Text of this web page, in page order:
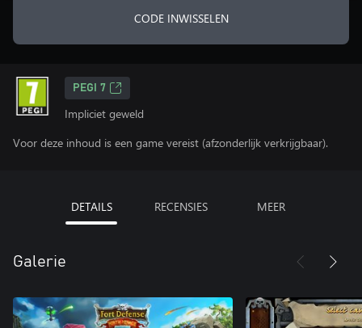
CODE INWISSELEN
PEGI 7
Impliciet geweld
Voor deze inhoud is een game vereist (afzonderlijk verkrijgbaar).
DETAILS RECENSIES MEER
Galerie